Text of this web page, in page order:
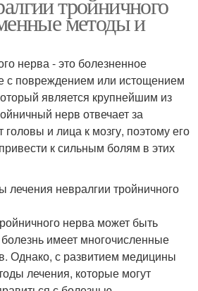
методы и
нерва - это болезненное
с повреждением или истощением
является крупнейшим из
нерв отвечает за
головы и лица к мозгу, поэтому его
к сильным болям в этих
невралгии тройничного
нерва может быть
имеет многочисленные
Однако, с развитием медицины
лечения, которые могут